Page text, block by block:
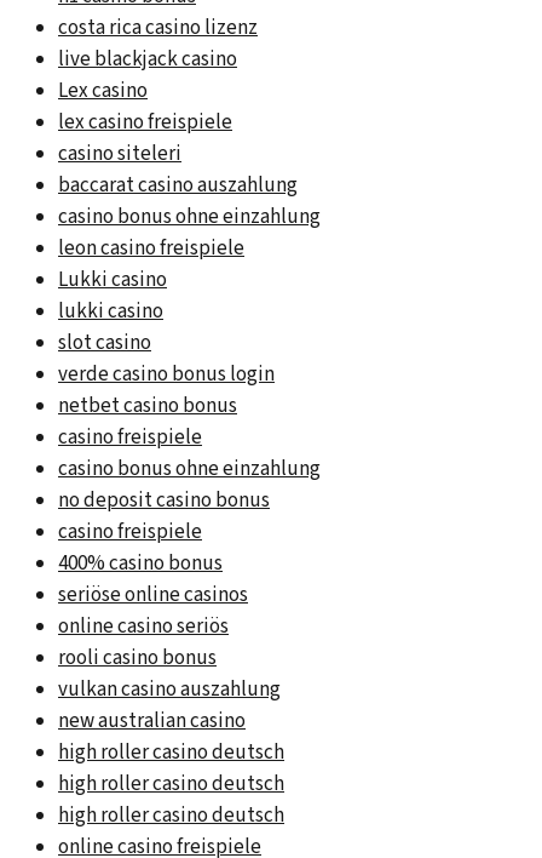
costa rica casino lizenz
live blackjack casino
Lex casino
lex casino freispiele
casino siteleri
baccarat casino auszahlung
casino bonus ohne einzahlung
leon casino freispiele
Lukki casino
lukki casino
slot casino
verde casino bonus login
netbet casino bonus
casino freispiele
casino bonus ohne einzahlung
no deposit casino bonus
casino freispiele
400% casino bonus
seriöse online casinos
online casino seriös
rooli casino bonus
vulkan casino auszahlung
new australian casino
high roller casino deutsch
high roller casino deutsch
high roller casino deutsch
online casino freispiele